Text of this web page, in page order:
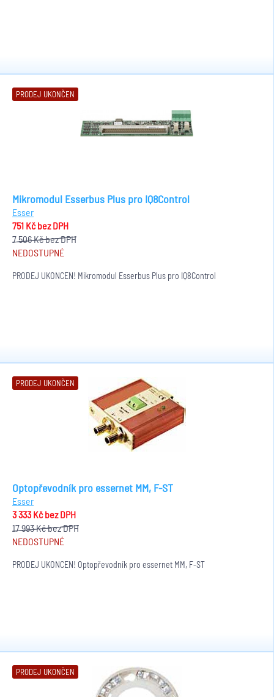
PRODEJ UKONČEN
Mikromodul Esserbus Plus pro IQ8Control
Esser
751 Kčbez DPH
7 506 Kčbez DPH
NEDOSTUPNÉ
PRODEJ UKONČEN! Mikromodul Esserbus Plus pro IQ8Control
PRODEJ UKONČEN
Optopřevodník pro essernet MM, F-ST
Esser
3 333 Kčbez DPH
17 993 Kčbez DPH
NEDOSTUPNÉ
PRODEJ UKONČEN! Optopřevodník pro essernet MM, F-ST
PRODEJ UKONČEN